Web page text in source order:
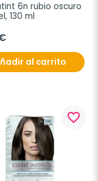
6n rubio oscuro
130 ml
al carrito
favorite_border